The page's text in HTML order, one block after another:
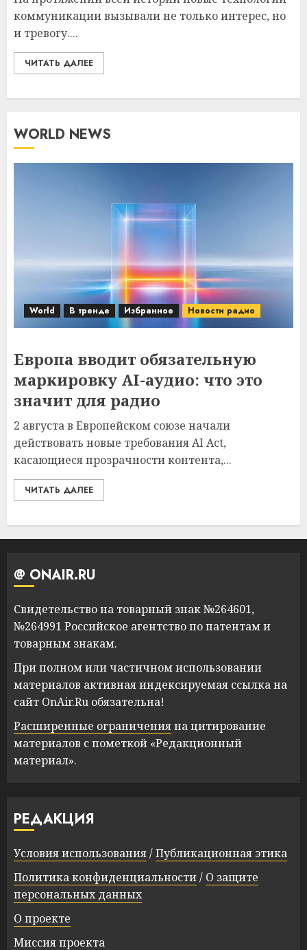
коммуникации вызывали не только интерес, но
и тревогу....
ЧИТАТЬ ДАЛЕЕ
WORLD NEWS
World В тренде Избранное Новости радио
Европа вводит обязательную
маркировку AI-аудио: что это
значит для радио
2 августа в Европейском союзе начали
действовать новые требования AI Act,
касающиеся прозрачности контента,...
ЧИТАТЬ ДАЛЕЕ
@ ONAIR.RU
Свидетельство на товарный знак №264601,
№264991 Российское агентство по патентам и
товарным знакам.
При полном или частичном использовании
материалов активная индексируемая ссылка на
сайт OnAir.Ru обязательна!
Расширенные ограниченияна цитирование
материалов с пометкой «Редакционный
материал».
РЕДАКЦИЯ
Условия использования/Публикационная этика
Политика конфиденциальности/ О защите
персональных данных
О проекте
Миссия проекта